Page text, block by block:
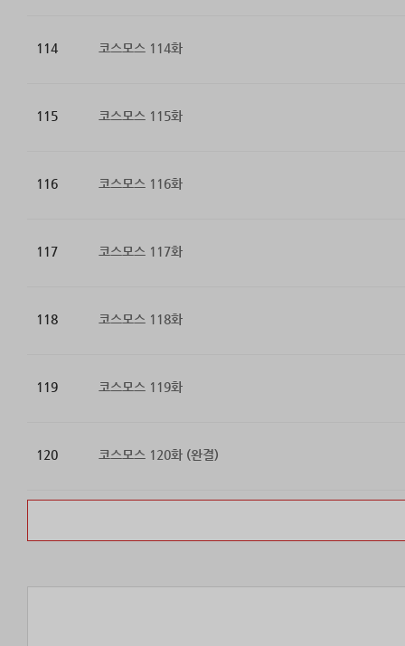
114 코스모스 114화
115 코스모스 115화
116 코스모스 116화
117 코스모스 117화
118 코스모스 118화
119 코스모스 119화
120 코스모스 120화 (완결)